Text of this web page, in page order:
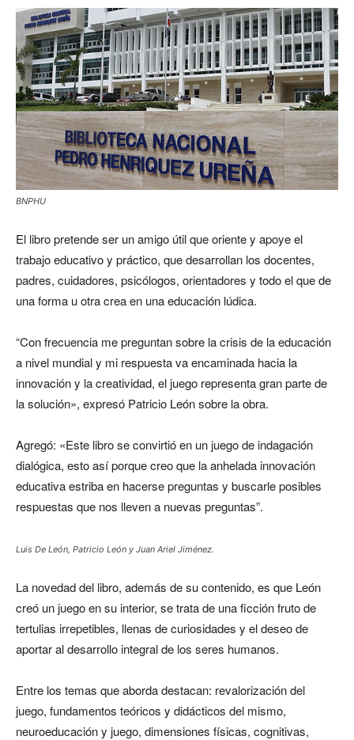
BNPHU
El libro pretende ser un amigo útil que oriente y apoye el
trabajo educativo y práctico, que desarrollan los docentes,
padres, cuidadores, psicólogos, orientadores y todo el que de
una forma u otra crea en una educación lúdica.
“Con frecuencia me preguntan sobre la crisis de la educación
a nivel mundial y mi respuesta va encaminada hacia la
innovación y la creatividad, el juego representa gran parte de
la solución», expresó Patricio León sobre la obra.
Agregó: «Este libro se convirtió en un juego de indagación
dialógica, esto así porque creo que la anhelada innovación
educativa estriba en hacerse preguntas y buscarle posibles
respuestas que nos lleven a nuevas preguntas”.
Luis De León, Patricio León y Juan Ariel Jiménez.
La novedad del libro, además de su contenido, es que León
creó un juego en su interior, se trata de una ficción fruto de
tertulias irrepetibles, llenas de curiosidades y el deseo de
aportar al desarrollo integral de los seres humanos.
Entre los temas que aborda destacan: revalorización del
juego, fundamentos teóricos y didácticos del mismo,
neuroeducación y juego, dimensiones físicas, cognitivas,